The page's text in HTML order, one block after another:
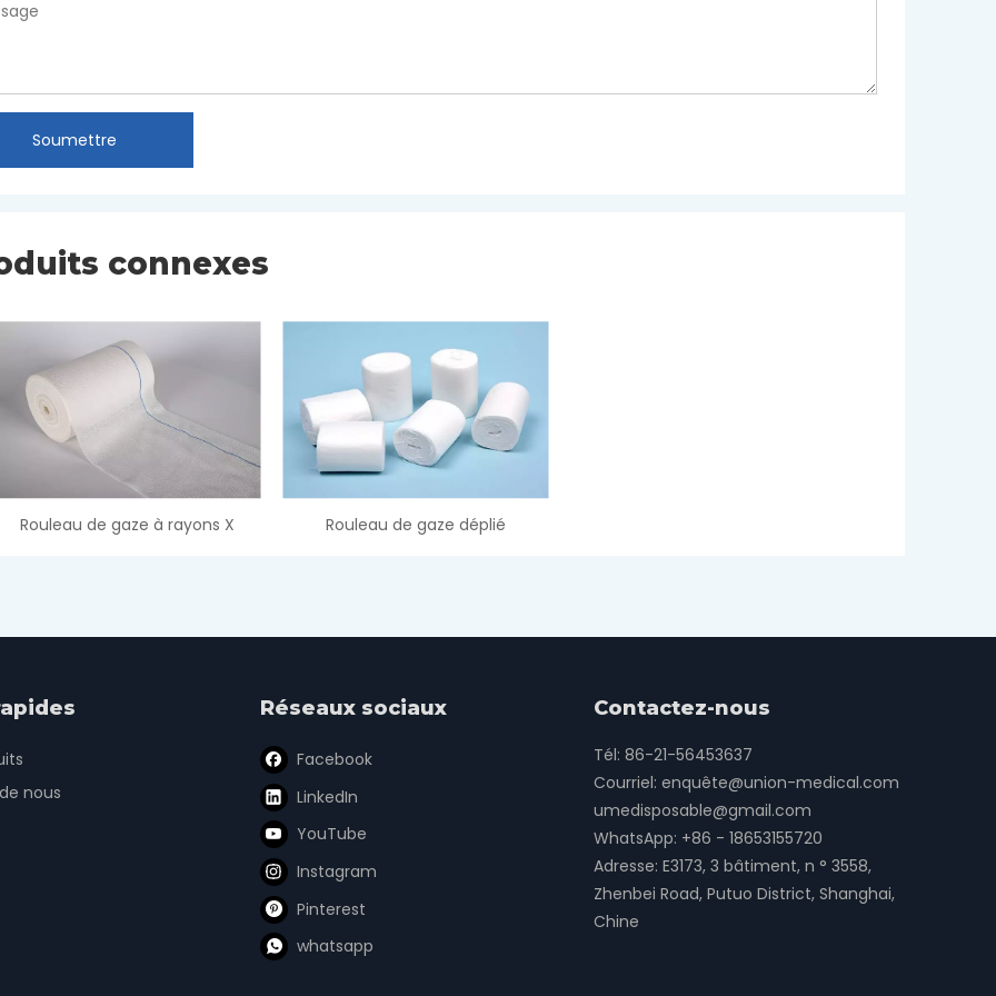
Soumettre
connexes
Rouleau de gaze à rayons X Rouleau de gaze déplié
nous
Réseaux sociaux
Facebook
LinkedIn
YouTube
Instagram
Pinterest
whatsapp
Contactez-nous
Tél: 86-21-56453637
Courriel: enquête@union-medical.com
umedisposable@gmail.com
WhatsApp: +86 - 18653155720
Adresse: E3173, 3 bâtiment, n ° 3558,
Zhenbei Road, Putuo District, Shanghai,
Chine